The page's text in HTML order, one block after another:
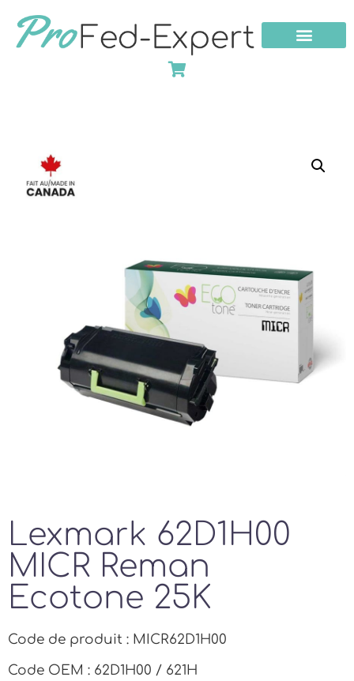
Lexmark 62D1H00
MICR Reman
Ecotone 25K
Code de produit : MICR62D1H00
Code OEM : 62D1H00 / 621H